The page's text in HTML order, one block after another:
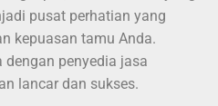
pusat perhatian yang
kepuasan tamu Anda.
dengan penyedia jasa
lancar dan sukses.